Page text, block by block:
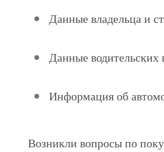
Данные владельца и
Данные водительских
Информация об
Возникли вопросы по